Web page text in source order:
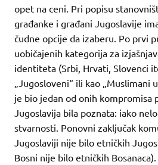
opet na ceni. Pri popisu
građanke i građani Jugoslavije
čudne opcije da izaberu. Po prvi
uobičajenih kategorija za
identiteta (Srbi, Hrvati, Slovenci
„Jugosloveni“ ili kao „Muslimani
je bio jedan od onih kompromisa
Jugoslavija bila poznata: iako
stvarnosti. Ponovni zaključak
Jugoslaviji nije bilo etničkih
Bosni nije bilo etničkih